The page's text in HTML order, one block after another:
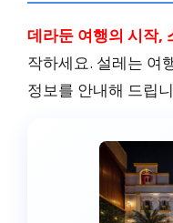
데라둔 여행의 시작,
작하세요. 설레는 여
정보를 안내해 드립